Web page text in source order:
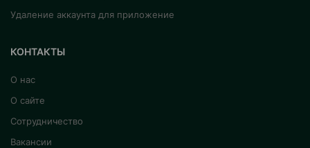
Удаление аккаунта для приложение
КОНТАКТЫ
О нас
О сайте
Сотрудничество
Вакансии